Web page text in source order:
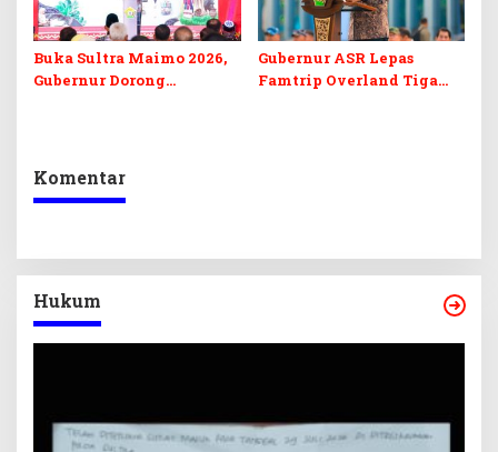
Buka Sultra Maimo 2026,
Gubernur Dorong
Gubernur ASR Lepas
Famtrip Overland Tiga
Komentar
Hukum